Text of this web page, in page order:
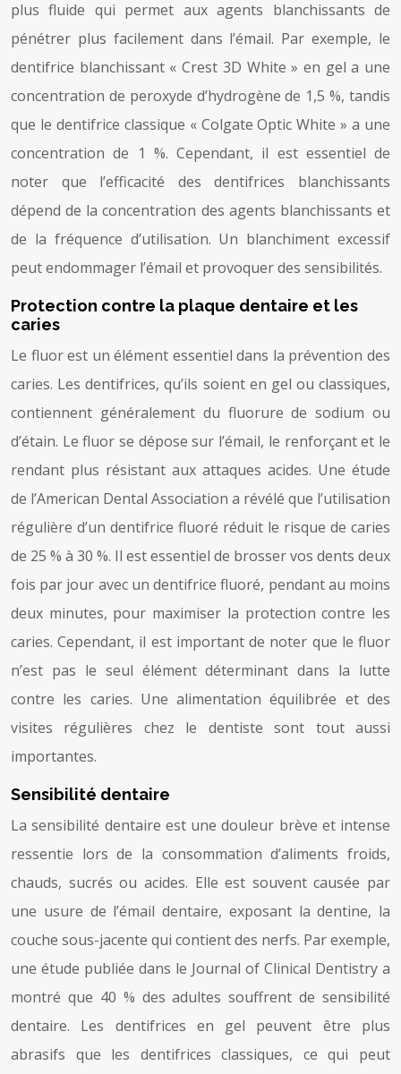
plus fluide qui permet aux agents blanchissants de
pénétrer plus facilement dans l’émail. Par exemple, le
dentifrice blanchissant « Crest 3D White » en gel a une
concentration de peroxyde d’hydrogène de 1,5 %, tandis
que le dentifrice classique « Colgate Optic White » a une
concentration de 1 %. Cependant, il est essentiel de
noter que l’efficacité des dentifrices blanchissants
dépend de la concentration des agents blanchissants et
de la fréquence d’utilisation. Un blanchiment excessif
peut endommager l’émail et provoquer des sensibilités.
Protection contre la plaque dentaire et les
caries
Le fluor est un élément essentiel dans la prévention des
caries. Les dentifrices, qu’ils soient en gel ou classiques,
contiennent généralement du fluorure de sodium ou
d’étain. Le fluor se dépose sur l’émail, le renforçant et le
rendant plus résistant aux attaques acides. Une étude
de l’American Dental Association a révélé que l’utilisation
régulière d’un dentifrice fluoré réduit le risque de caries
de 25 % à 30 %. Il est essentiel de brosser vos dents deux
fois par jour avec un dentifrice fluoré, pendant au moins
deux minutes, pour maximiser la protection contre les
caries. Cependant, il est important de noter que le fluor
n’est pas le seul élément déterminant dans la lutte
contre les caries. Une alimentation équilibrée et des
visites régulières chez le dentiste sont tout aussi
importantes.
Sensibilité dentaire
La sensibilité dentaire est une douleur brève et intense
ressentie lors de la consommation d’aliments froids,
chauds, sucrés ou acides. Elle est souvent causée par
une usure de l’émail dentaire, exposant la dentine, la
couche sous-jacente qui contient des nerfs. Par exemple,
une étude publiée dans le Journal of Clinical Dentistry a
montré que 40 % des adultes souffrent de sensibilité
dentaire. Les dentifrices en gel peuvent être plus
abrasifs que les dentifrices classiques, ce qui peut